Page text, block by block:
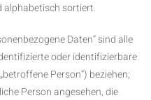
alphabetisch sortiert.
Daten“ sind alle
oder identifizierbare
Person“) beziehen;
Person angesehen, die